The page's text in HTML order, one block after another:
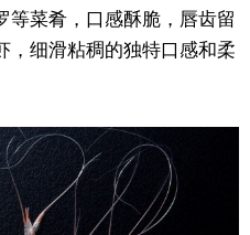
等菜肴，口感酥脆，唇齿留
，细滑粘稠的独特口感和柔